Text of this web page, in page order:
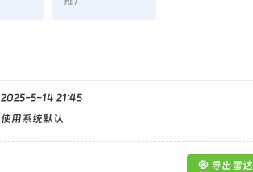
2025-5-14 21:45
使用系统默认
🧿 导出雷达